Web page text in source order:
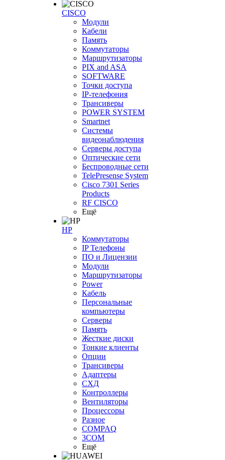
CISCO
Модули
Кабели
Память
Коммутаторы
Маршрутизаторы
PIX and ASA
SOFTWARE
Точки доступа
IP-телефония
Трансиверы
POWER SYSTEM
Smartnet
Системы
видеонаблюдения
Серверы доступа
Оптические сети
Беспроводные сети
TelePresense System
Cisco 7301 Series
Products
RF CISCO
Ещё
HP
Коммутаторы
IP Телефоны
ПО и Лицензии
Модули
Маршрутизаторы
Power
Кабель
Персональные
компьютеры
Серверы
Память
Жесткие диски
Тонкие клиенты
Опции
Трансиверы
Адаптеры
СХД
Контроллеры
Вентиляторы
Процессоры
Разное
COMPAQ
3COM
Ещё